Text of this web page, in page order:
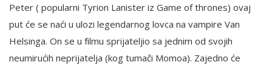
Peter ( popularni Tyrion Lanister iz Game of thrones) ovaj
put će se naći u ulozi legendarnog lovca na vampire Van
Helsinga. On se u filmu sprijateljio sa jednim od svojih
neumirućih neprijatelja (kog tumači Momoa). Zajedno će